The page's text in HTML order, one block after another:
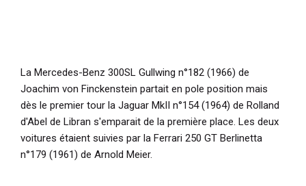
La Mercedes-Benz 300SL Gullwing n°182 (1966) de
Joachim von Finckenstein partait en pole position mais
dès le premier tour la Jaguar MkII n°154 (1964) de Rolland
d'Abel de Libran s'emparait de la première place. Les deux
voitures étaient suivies par la Ferrari 250 GT Berlinetta
n°179 (1961) de Arnold Meier.